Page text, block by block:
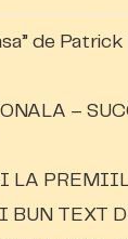
de
–
LA
BUN TEXT